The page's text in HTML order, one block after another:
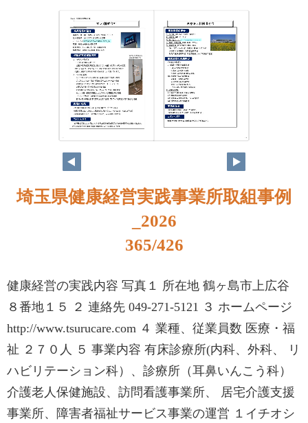
348 349
埼玉県健康経営実践事業所取組事例
_2026
365/426
健康経営の実践内容 写真１ 所在地 鶴ヶ島市上広谷
８番地１５ ２ 連絡先 049-271-5121 ３ ホームページ
http://www.tsurucare.com ４ 業種、従業員数 医療・福
祉 ２７０人 ５ 事業内容 有床診療所(内科、外科、 リ
ハビリテーション科）、診療所（耳鼻いんこう科）
介護老人保健施設、訪問看護事業所、 居宅介護支援
事業所、障害者福祉サービス事業の運営 １イチオシ